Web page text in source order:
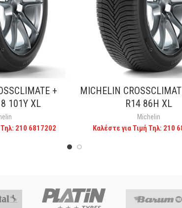
PRICE
+
101Y XL
210 6817202
CALL FOR PRICE
MICHELIN
R14 86H XL
Michelin
Καλέστε για Τιμή Τηλ: 210